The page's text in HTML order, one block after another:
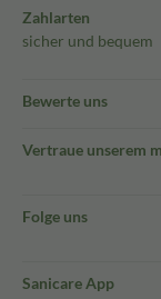
Zahlarten
sicher und bequem
Bewerte uns
Vertraue unserem
Folge uns
Sanicare App